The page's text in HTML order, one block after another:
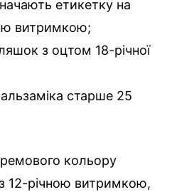
етикетку на
витримкою;
з оцтом 18-річної
старше 25
кольору
12-річною витримкою,